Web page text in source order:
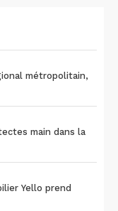
métropolitain,
main dans la
Yello prend